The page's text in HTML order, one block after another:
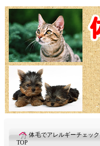
体毛でアレルギーチェック
TOP